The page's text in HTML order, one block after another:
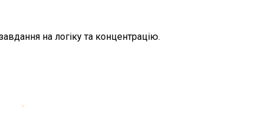
на логіку та концентрацію.